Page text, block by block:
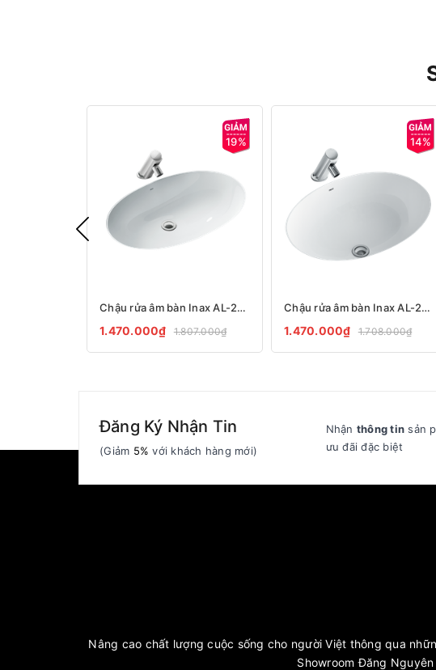
19%
Chậu rửa âm bàn Inax AL-2216V
1.470.000₫ 1.807.000₫
14%
Chậu rửa âm bàn Inax AL-2293V
1.470.000₫ 1.708.000₫
Đăng Ký Nhận Tin
(Giảm 5% với khách hàng mới)
Nhận thông tin sản
ưu đãi đặc biệt
Nâng cao chất lượng cuộc sống cho người Việt thông qua
Showroom Đăng